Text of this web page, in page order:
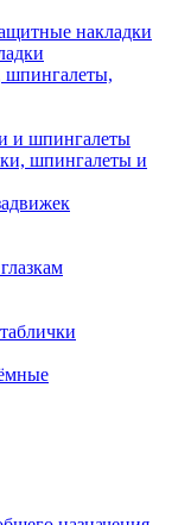
накладки
шпингалеты,
и шпингалеты
шпингалеты и